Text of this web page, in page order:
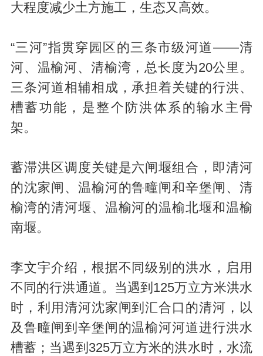
大程度减少土方施工，生态又高效。
“三河”指贯穿园区的三条市级河道——清
河、温榆河、清榆湾，总长度为20公里。
三条河道相辅相成，承担着关键的行洪、
槽蓄功能，是整个防洪体系的输水主骨
架。
蓄滞洪区调度关键是六闸堰组合，即清河
的沈家闸、温榆河的鲁疃闸和辛堡闸、清
榆湾的清河堰、温榆河的温榆北堰和温榆
南堰。
李文宇介绍，根据不同级别的洪水，启用
不同的行洪通道。当遇到125万立方米洪水
时，利用清河沈家闸到汇合口的清河，以
及鲁疃闸到辛堡闸的温榆河河道进行洪水
槽蓄；当遇到325万立方米的洪水时，水流